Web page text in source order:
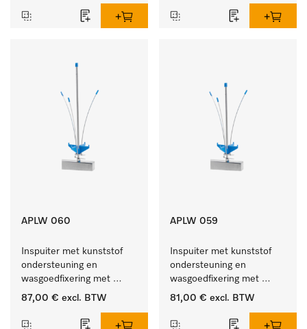
APLW 060
Inspuiter met kunststof
ondersteuning en
wasgoedfixering met
vergr., Ø 6, lengte
87,00 € excl. BTW
APLW 059
Inspuiter met kunststof
ondersteuning en
wasgoedfixering met
vergr., Ø 6, lengte
81,00 € excl. BTW